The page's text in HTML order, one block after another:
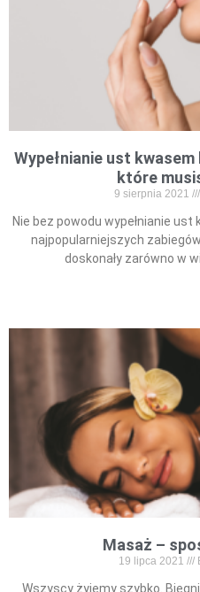
Wypełnianie ust
które
9 sierpnia 2021
Nie bez powodu wypełnianie
najpopularniejszych
doskonały zarówno w
Masaż –
19 lipca 2021
Wszyscy żyjemy szybko.